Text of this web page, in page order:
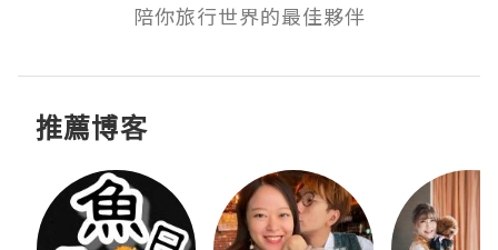
陪你旅行世界的最佳夥伴
推薦博客